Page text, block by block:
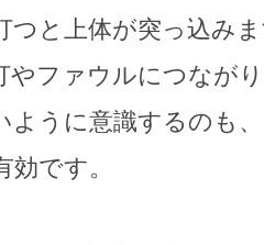
つと上体が突っ込み
やファウルにつなが
ように意識するのも
です。